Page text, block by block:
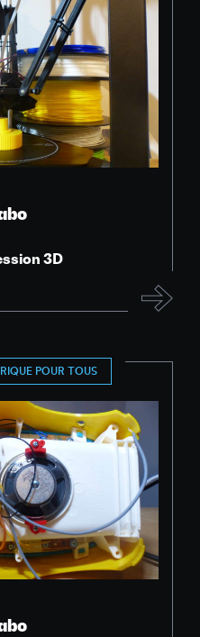
3D
POUR TOUS